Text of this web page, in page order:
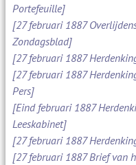
Portefeuille]
[27 februari 1887
Zondagsblad]
[27 februari 1887
[27 februari 1887
Pers]
[Eind februari 1887
Leeskabinet]
[27 februari 1887
[27 februari 1887 Brief van